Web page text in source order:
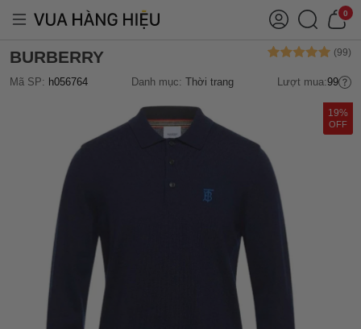
0
BURBERRY
Mã SP: h056764 Danh mục: Thời trang Lượt mua:99
19%
OFF